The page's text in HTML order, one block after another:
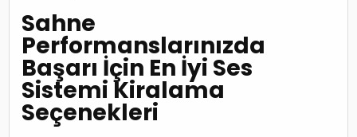
Sahne
Performanslarınızda
Başarı İçin En İyi Ses
Sistemi Kiralama
Seçenekleri